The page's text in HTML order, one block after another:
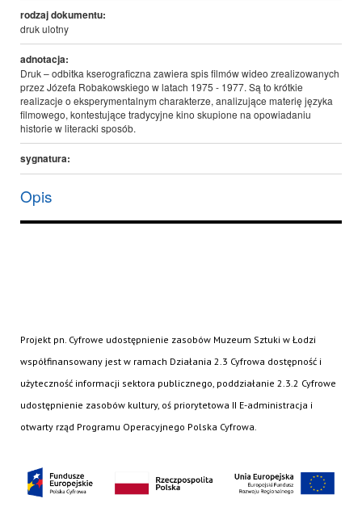
rodzaj dokumentu:
druk ulotny
adnotacja:
Druk – odbitka kserograficzna zawiera spis filmów wideo zrealizowanych
przez Józefa Robakowskiego w latach 1975 - 1977. Są to krótkie
realizacje o eksperymentalnym charakterze, analizujące materię języka
filmowego, kontestujące tradycyjne kino skupione na opowiadaniu
historie w literacki sposób.
sygnatura:
Opis
Projekt pn. Cyfrowe udostępnienie zasobów Muzeum Sztuki w Łodzi
współfinansowany jest w ramach Działania 2.3 Cyfrowa dostępność i
użyteczność informacji sektora publicznego, poddziałanie 2.3.2 Cyfrowe
udostępnienie zasobów kultury, oś priorytetowa II E-administracja i
otwarty rząd Programu Operacyjnego Polska Cyfrowa.